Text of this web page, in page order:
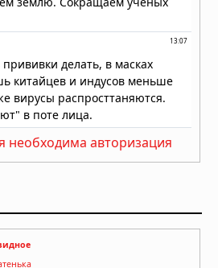
необходима авторизация